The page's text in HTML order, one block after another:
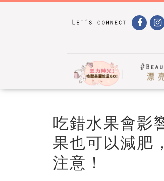
吃錯水果會影
果也可以減肥
注意！